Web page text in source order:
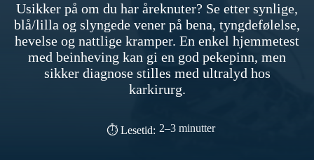
Usikker på om du har åreknuter? Se etter synlige,
blå/lilla og slyngede vener på bena, tyngdefølelse,
hevelse og nattlige kramper. En enkel hjemmetest
med beinheving kan gi en god pekepinn, men
sikker diagnose stilles med ultralyd hos
karkirurg.
⏱ Lesetid: 2–3 minutter